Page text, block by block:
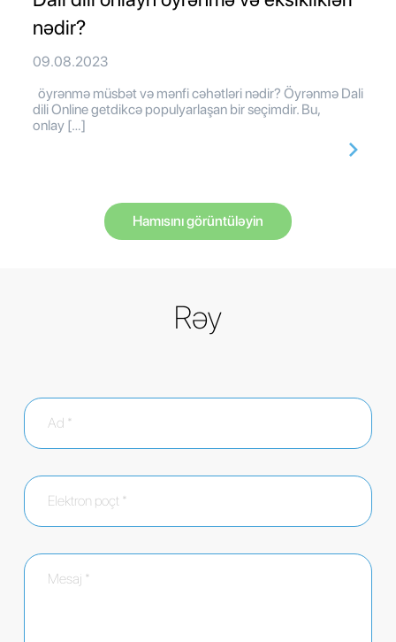
nədir?
09.08.2023
öyrənmə müsbət və mənfi cəhətləri nədir? Öyrənmə Dali
dili Online getdikcə populyarlaşan bir seçimdir. Bu,
onlay […]
Hamısını görüntüləyin
Rəy